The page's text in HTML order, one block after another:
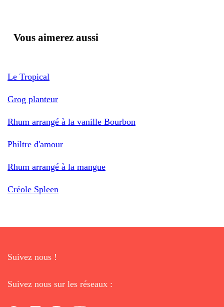
Vous aimerez aussi
Le Tropical
Grog planteur
Rhum arrangé à la vanille Bourbon
Philtre d'amour
Rhum arrangé à la mangue
Créole Spleen
Suivez nous !
Suivez nous sur les réseaux :